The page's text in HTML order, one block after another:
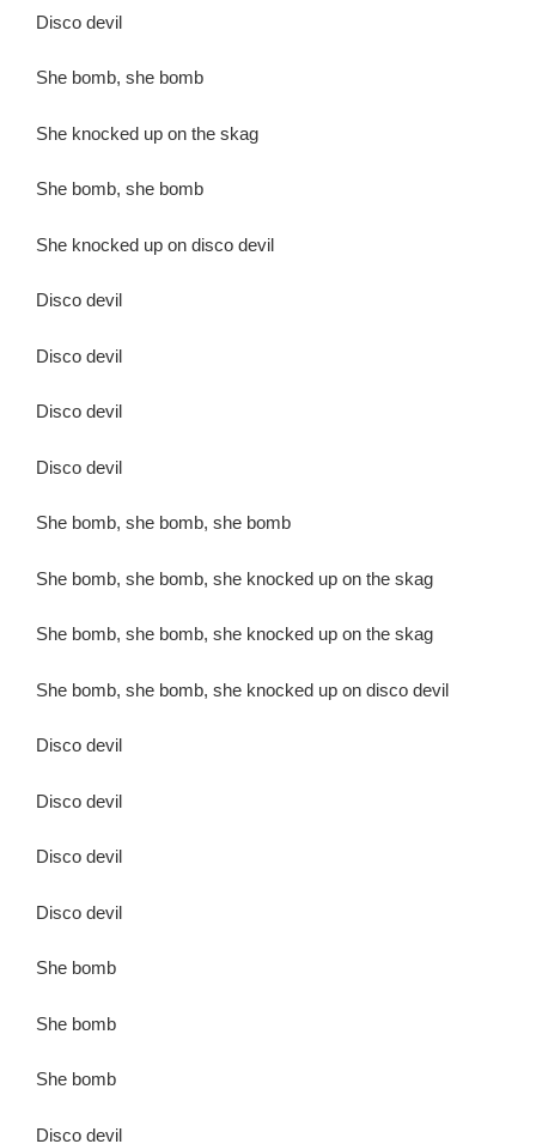
Disco devil
She bomb, she bomb
She knocked up on the skag
She bomb, she bomb
She knocked up on disco devil
Disco devil
Disco devil
Disco devil
Disco devil
She bomb, she bomb, she bomb
She bomb, she bomb, she knocked up on the skag
She bomb, she bomb, she knocked up on the skag
She bomb, she bomb, she knocked up on disco devil
Disco devil
Disco devil
Disco devil
Disco devil
She bomb
She bomb
She bomb
Disco devil